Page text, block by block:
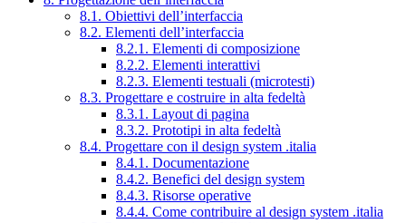
8.1. Obiettivi dell’interfaccia
8.2. Elementi dell’interfaccia
8.2.1. Elementi di composizione
8.2.2. Elementi interattivi
8.2.3. Elementi testuali (microtesti)
8.3. Progettare e costruire in alta fedeltà
8.3.1. Layout di pagina
8.3.2. Prototipi in alta fedeltà
8.4. Progettare con il design system .italia
8.4.1. Documentazione
8.4.2. Benefici del design system
8.4.3. Risorse operative
8.4.4. Come contribuire al design system .italia